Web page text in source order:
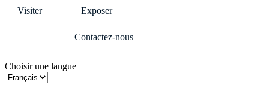
Visiter Exposer
Contactez-nous
Choisir une langue